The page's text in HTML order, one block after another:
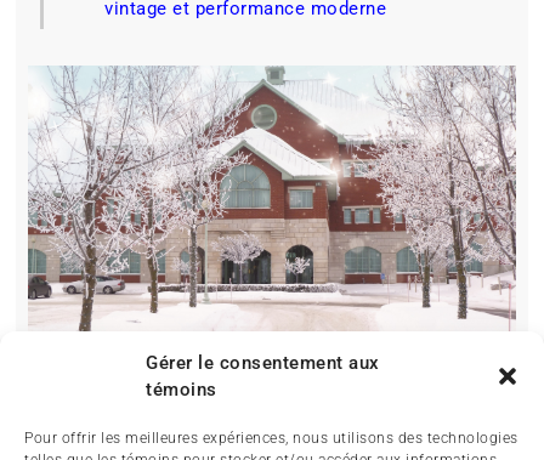
Gérer le consentement aux
témoins
Pour offrir les meilleures expériences, nous utilisons des technologies
vintage et performance moderne